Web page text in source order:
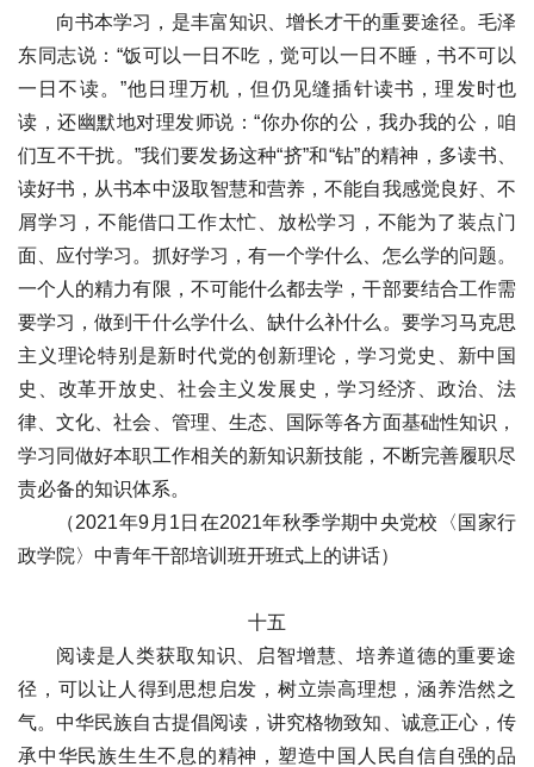
向书本学习，是丰富知识、增长才干的重要途径。毛泽
东同志说：“饭可以一日不吃，觉可以一日不睡，书不可以
一日不读。”他日理万机，但仍见缝插针读书，理发时也
读，还幽默地对理发师说：“你办你的公，我办我的公，咱
们互不干扰。”我们要发扬这种“挤”和“钻”的精神，多读书、
读好书，从书本中汲取智慧和营养，不能自我感觉良好、不
屑学习，不能借口工作太忙、放松学习，不能为了装点门
面、应付学习。抓好学习，有一个学什么、怎么学的问题。
一个人的精力有限，不可能什么都去学，干部要结合工作需
要学习，做到干什么学什么、缺什么补什么。要学习马克思
主义理论特别是新时代党的创新理论，学习党史、新中国
史、改革开放史、社会主义发展史，学习经济、政治、法
律、文化、社会、管理、生态、国际等各方面基础性知识，
学习同做好本职工作相关的新知识新技能，不断完善履职尽
责必备的知识体系。
（2021年9月1日在2021年秋季学期中央党校〈国家行
政学院〉中青年干部培训班开班式上的讲话）
十五
阅读是人类获取知识、启智增慧、培养道德的重要途
径，可以让人得到思想启发，树立崇高理想，涵养浩然之
气。中华民族自古提倡阅读，讲究格物致知、诚意正心，传
承中华民族生生不息的精神，塑造中国人民自信自强的品